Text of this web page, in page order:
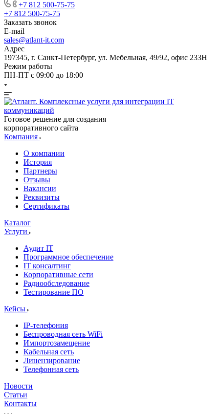
+7 812 500-75-75
+7 812 500-75-75
Заказать звонок
E-mail
sales@atlant-it.com
Адрес
197345, г. Санкт-Петербург, ул. Мебельная, 49/92, офис 233Н
Режим работы
ПН-ПТ с 09:00 до 18:00
Готовое решение для создания
корпоративного сайта
Компания
О компании
История
Партнеры
Отзывы
Вакансии
Реквизиты
Сертификаты
Каталог
Услуги
Аудит IT
Программное обеспечение
IT консалтинг
Корпоративные сети
Радиообследование
Тестирование ПО
Кейсы
IP-телефония
Беспроводная сеть WiFi
Импортозамещение
Кабельная сеть
Лицензирование
Телефонная сеть
Новости
Статьи
Контакты